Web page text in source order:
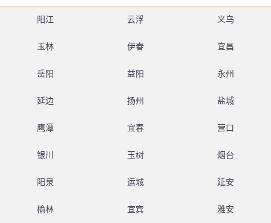
阳江 云浮 义乌
玉林 伊春 宜昌
岳阳 益阳 永州
延边 扬州 盐城
鹰潭 宜春 营口
银川 玉树 烟台
阳泉 运城 延安
榆林 宜宾 雅安